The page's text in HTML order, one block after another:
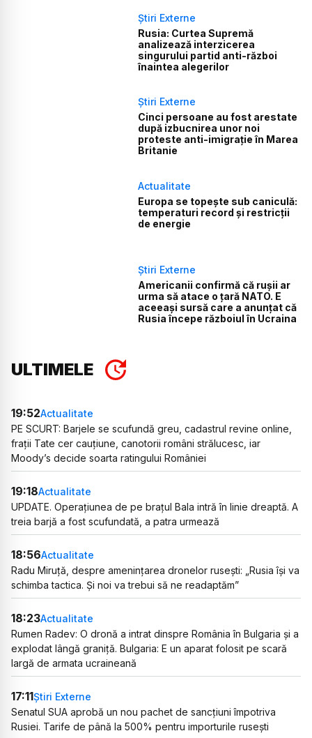
Știri Externe
Rusia: Curtea Supremă
analizează interzicerea
singurului partid anti-război
înaintea alegerilor
Știri Externe
Cinci persoane au fost arestate
după izbucnirea unor noi
proteste anti-imigrație în Marea
Britanie
Actualitate
Europa se topește sub caniculă:
temperaturi record și restricții
de energie
Știri Externe
Americanii confirmă că rușii ar
urma să atace o țară NATO. E
aceeași sursă care a anunțat că
Rusia începe războiul în Ucraina
ULTIMELE
19:52Actualitate
PE SCURT: Barjele se scufundă greu, cadastrul revine online,
frații Tate cer cauțiune, canotorii români strălucesc, iar
Moody’s decide soarta ratingului României
19:18Actualitate
UPDATE. Operațiunea de pe brațul Bala intră în linie dreaptă. A
treia barjă a fost scufundată, a patra urmează
18:56Actualitate
Radu Miruță, despre amenințarea dronelor rusești: „Rusia își va
schimba tactica. Și noi va trebui să ne readaptăm”
18:23Actualitate
Rumen Radev: O dronă a intrat dinspre România în Bulgaria și a
explodat lângă graniță. Bulgaria: E un aparat folosit pe scară
largă de armata ucraineană
17:11Știri Externe
Senatul SUA aprobă un nou pachet de sancțiuni împotriva
Rusiei. Tarife de până la 500% pentru importurile rusești